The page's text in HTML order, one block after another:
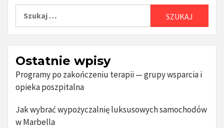
Ostatnie wpisy
Programy po zakończeniu terapii — grupy wsparcia i
opieka poszpitalna
Jak wybrać wypożyczalnię luksusowych samochodów
w Marbella